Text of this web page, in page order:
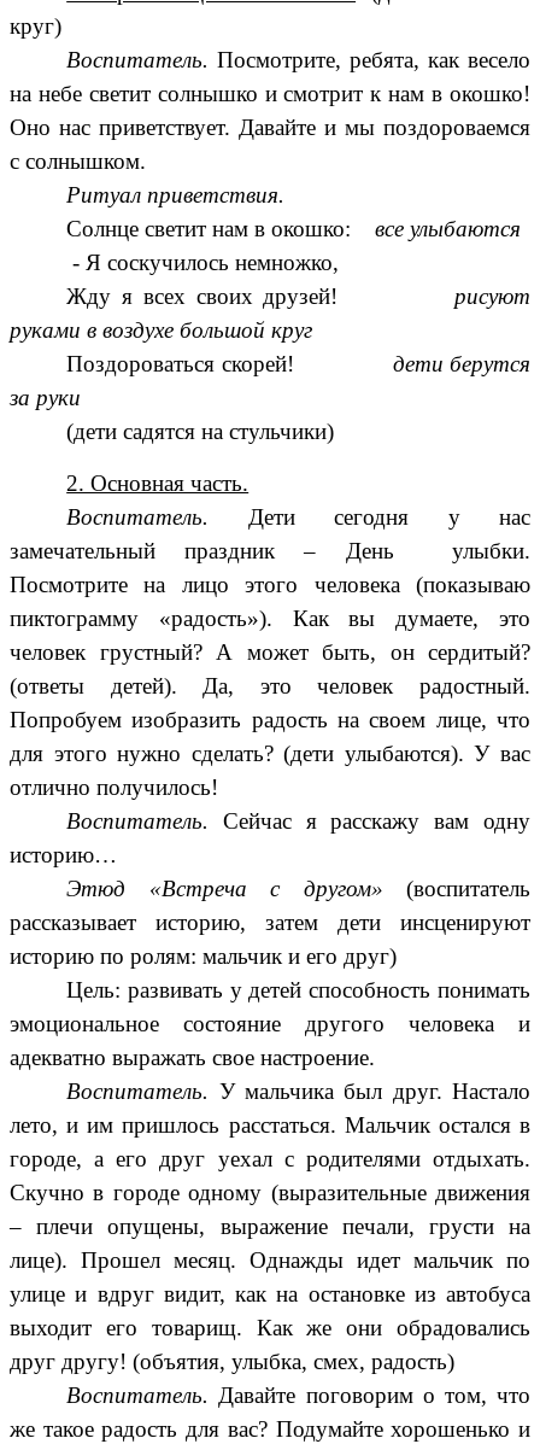
круг)
Воспитатель. Посмотрите, ребята, как весело
на небе светит солнышко и смотрит к нам в окошко!
Оно нас приветствует. Давайте и мы поздороваемся
с солнышком.
Ритуал приветствия.
Солнце светит нам в окошко:все улыбаются
- Я соскучилось немножко,
Жду я всех своих друзей! рисуют
руками в воздухе большой круг
Поздороваться скорей! дети берутся
за руки
(дети садятся на стульчики)
2. Основная часть.
Воспитатель.
Дети сегодня у нас
замечательный праздник – День улыбки.
Посмотрите на лицо этого человека (показываю
пиктограмму «радость»). Как вы думаете, это
человек грустный? А может быть, он сердитый?
(ответы детей). Да, это человек радостный.
Попробуем изобразить радость на своем лице, что
для этого нужно сделать? (дети улыбаются). У вас
отлично получилось!
Воспитатель.
Сейчас я расскажу вам одну
историю…
Этюд «Встреча с другом» (воспитатель
рассказывает историю, затем дети инсценируют
историю по ролям: мальчик и его друг)
Цель: развивать у детей способность понимать
эмоциональное состояние другого человека и
адекватно выражать свое настроение.
Воспитатель. У мальчика был друг. Настало
лето, и им пришлось расстаться. Мальчик остался в
городе, а его друг уехал с родителями отдыхать.
Скучно в городе одному (выразительные движения
– плечи опущены, выражение печали, грусти на
лице). Прошел месяц. Однажды идет мальчик по
улице и вдруг видит, как на остановке из автобуса
выходит его товарищ. Как же они обрадовались
друг другу! (объятия, улыбка, смех, радость)
Воспитатель. Давайте поговорим о том, что
же такое радость для вас? Подумайте хорошенько и